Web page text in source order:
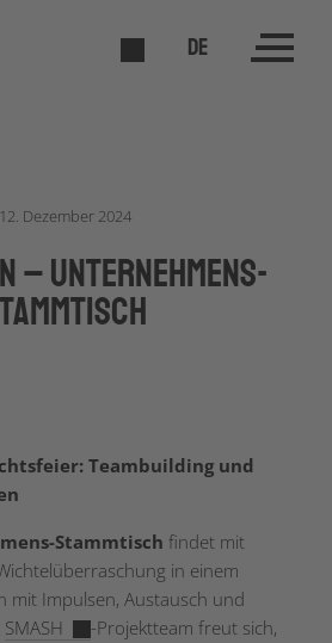
DE
12. Dezember 2024
– Unternehmens-
Teambuilding und
Stammtisch findet mit
in einem
mit Impulsen, Austausch und
SMASH
-Projektteam freut sich,